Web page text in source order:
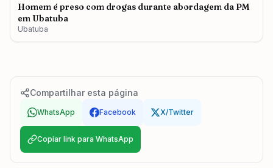
Homem é preso com drogas durante abordagem da PM
em Ubatuba
Ubatuba
Compartilhar esta página
WhatsApp Facebook X/Twitter
Copiar link para WhatsApp